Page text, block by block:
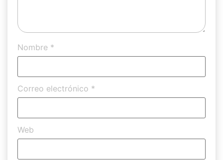
Nombre *
Correo electrónico *
Web